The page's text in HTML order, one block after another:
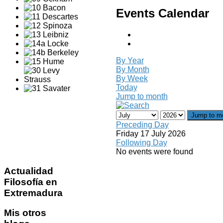
Events Calendar
By Year
By Month
By Week
Today
Jump to month
Jump to
Preceding Day
Friday 17 July 2026
Following Day
No events were found
Actualidad
Filosofía en
Extremadura
Mis otros